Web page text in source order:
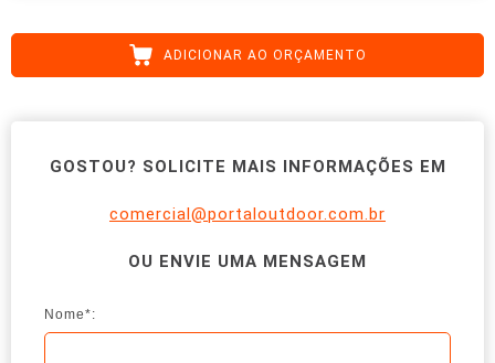
ADICIONAR AO ORÇAMENTO
GOSTOU? SOLICITE MAIS INFORMAÇÕES EM
comercial@portaloutdoor.com.br
OU ENVIE UMA MENSAGEM
Nome*: